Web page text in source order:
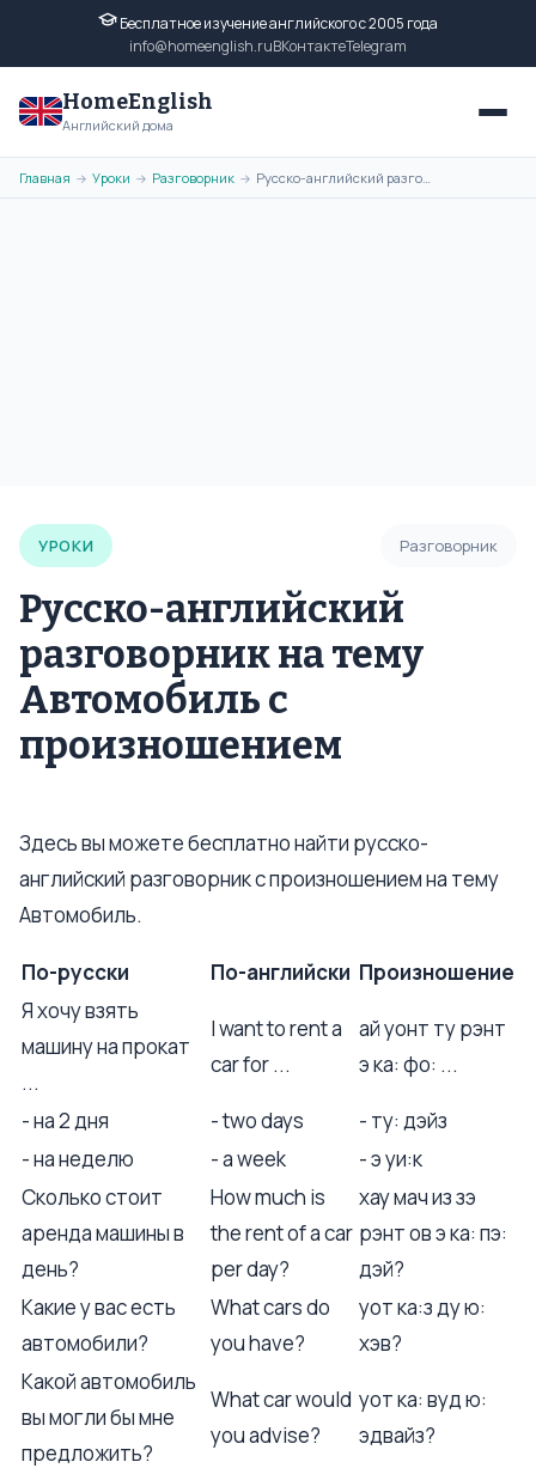
Бесплатное изучение английского с 2005 года
info@homeenglish.ruВКонтактеTelegram
HomeEnglish
Английский дома
Главная → Уроки → Разговорник → Русско-английский разговорник на тему Автомобиль с произношением
УРОКИ Разговорник
Русско-английский
разговорник на тему
Автомобиль с
произношением
Здесь вы можете бесплатно найти русско-
английский разговорник с произношением на тему
Автомобиль.
По-русски По-английски Произношение
Я хочу взять
машину на прокат
...
I want to rent a
car for ...
ай уонт ту рэнт
э ка: фо: ...
- на 2 дня - two days
- ту: дэйз
- на неделю
- a week
- э уи:к
Сколько стоит
аренда машины в
день?
How much is
the rent of a car
per day?
хау мач из зэ
рэнт ов э ка: пэ:
дэй?
Какие у вас есть
автомобили?
What cars do
you have?
уот ка:з ду ю:
хэв?
Какой автомобиль
вы могли бы мне
предложить?
What car would
you advise?
уот ка: вуд ю:
эдвайз?